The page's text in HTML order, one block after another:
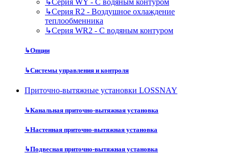
↳Серия WY - С водяным контуром
↳Серия R2 - Воздушное охлаждение
теплообменника
↳Серия WR2 - С водяным контуром
↳Опции
↳Системы управления и контроля
Приточно-вытяжные установки LOSSNAY
↳Канальная приточно-вытяжная установка
↳Настенная приточно-вытяжная установка
↳Подвесная приточно-вытяжная установка